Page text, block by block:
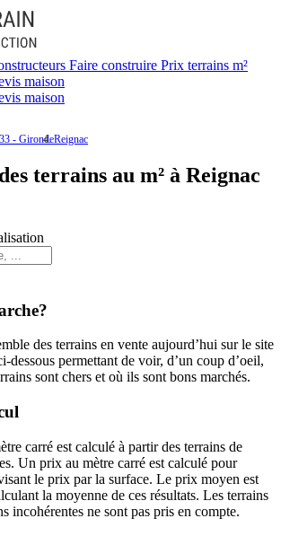
Faire construire Prix terrains m²
maison
maison
33 - GirondeReignac
terrains au m² à Reignac
des terrains en vente aujourd’hui sur le site
dessous permettant de voir, d’un coup d’oeil,
sont chers et où ils sont bons marchés.
carré est calculé à partir des terrains de
Un prix au mètre carré est calculé pour
le prix par la surface. Le prix moyen est
la moyenne de ces résultats. Les terrains
incohérentes ne sont pas pris en compte.